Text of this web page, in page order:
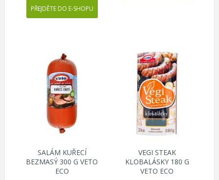
PŘEJDĚTE DO E-SHOPU
SALÁM KUŘECÍ
BEZMASÝ 300 G VETO
ECO
VEGI STEAK
KLOBALÁSKY 180 G
VETO ECO